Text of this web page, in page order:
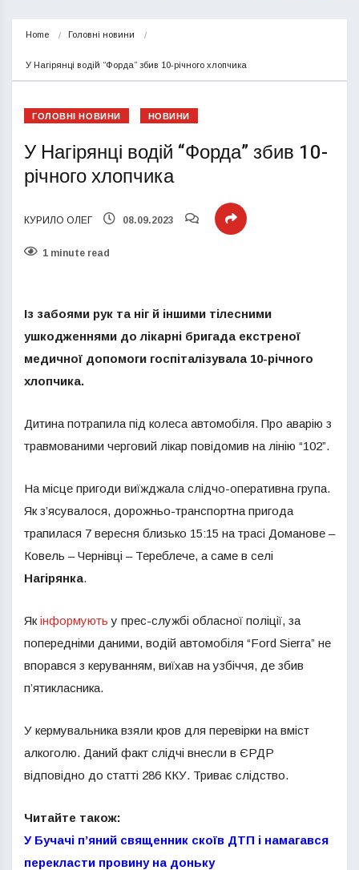
Home Головні новини
У Нагірянці водій “Форда” збив 10-річного хлопчика
ГОЛОВНІ НОВИНИ НОВИНИ
У Нагірянці водій “Форда” збив 10-
річного хлопчика
КУРИЛО ОЛЕГ 08.09.2023
1 minute read
Із забоями рук та ніг й іншими тілесними
ушкодженнями до лікарні бригада екстреної
медичної допомоги госпіталізувала 10-річного
хлопчика.
Дитина потрапила під колеса автомобіля. Про аварію з
травмованими черговий лікар повідомив на лінію “102”.
На місце пригоди виїжджала слідчо-оперативна група.
Як з’ясувалося, дорожньо-транспортна пригода
трапилася 7 вересня близько 15:15 на трасі Доманове –
Ковель – Чернівці – Тереблече, а саме в селі
Нагірянка.
Як інформують у прес-службі обласної поліції, за
попередніми даними, водій автомобіля “Ford Sierra” не
впорався з керуванням, виїхав на узбіччя, де збив
п’ятикласника.
У кермувальника взяли кров для перевірки на вміст
алкоголю. Даний факт слідчі внесли в ЄРДР
відповідно до статті 286 ККУ. Триває слідство.
Читайте також:
У Бучачі п’яний священник скоїв ДТП і намагався
перекласти провину на доньку